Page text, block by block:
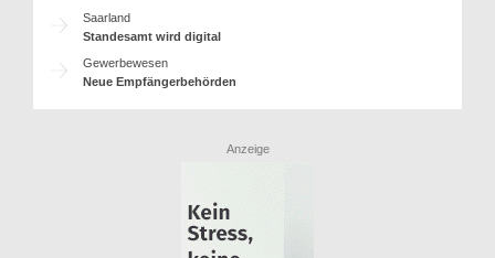
Saarland
Standesamt wird digital
Gewerbewesen
Neue Empfängerbehörden
Anzeige